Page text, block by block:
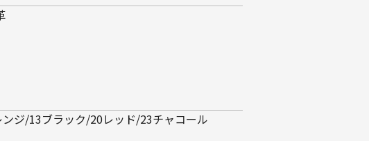
ジ/13ブラック/20レッド/23チャコール